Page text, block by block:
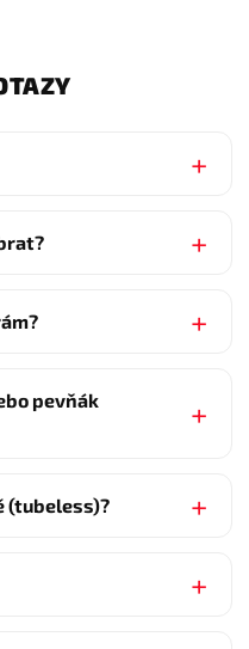
pevňák
(tubeless)?